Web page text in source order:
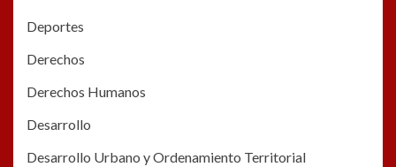
Deportes
Derechos
Derechos Humanos
Desarrollo
Desarrollo Urbano y Ordenamiento Territorial